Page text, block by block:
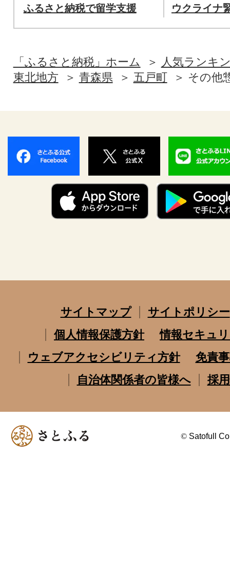
ふるさと納税で留学支援 ウクライナ
「ふるさと納税」ホーム
人気ランキ
東北地方
青森県 五戸町 その他
サイトマップ
サイトポリシー
個人情報保護方針
情報セキュ
ウェブアクセシビリティ方針
免責
自治体関係者の皆様へ
採
© Satofull